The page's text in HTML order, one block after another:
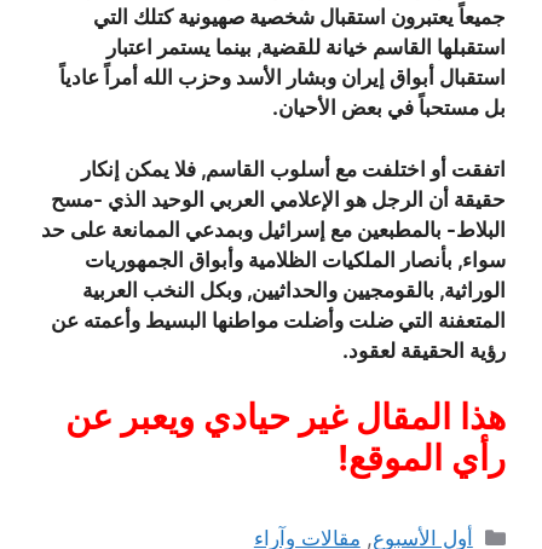
جميعاً يعتبرون استقبال شخصية صهيونية كتلك التي
استقبلها القاسم خيانة للقضية, بينما يستمر اعتبار
استقبال أبواق إيران وبشار الأسد وحزب الله أمراً عادياً
بل مستحباً في بعض الأحيان.
اتفقت أو اختلفت مع أسلوب القاسم, فلا يمكن إنكار
حقيقة أن الرجل هو الإعلامي العربي الوحيد الذي -مسح
البلاط- بالمطبعين مع إسرائيل وبمدعي الممانعة على حد
سواء, بأنصار الملكيات الظلامية وأبواق الجمهوريات
الوراثية, بالقومجيين والحداثيين, وبكل النخب العربية
المتعفنة التي ضلت وأضلت مواطنها البسيط وأعمته عن
رؤية الحقيقة لعقود.
هذا المقال غير حيادي ويعبر عن
رأي الموقع!
التصنيفات
أول الأسبوع, مقالات وآراء